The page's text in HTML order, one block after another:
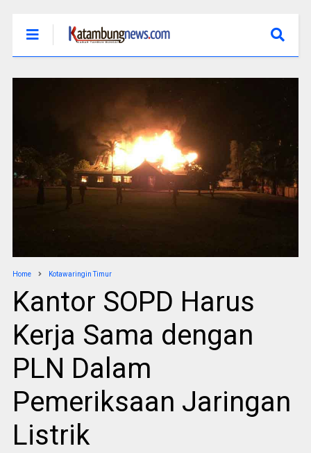
Home Kotawaringin Timur
Kantor SOPD Harus
Kerja Sama dengan
PLN Dalam
Pemeriksaan Jaringan
Listrik